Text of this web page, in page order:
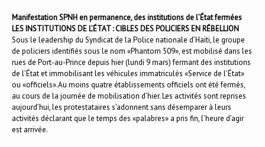
Manifestation SPNH en permanence, des institutions de l’État fermées
LES INSTITUTIONS DE L’ÉTAT : CIBLES DES POLICIERS EN RÉBELLION
Sous le leadership du Syndicat de la Police nationale d’Haïti, le groupe
de policiers identifiés sous le nom «Phantom 509», est mobilisé dans les
rues de Port-au-Prince depuis hier (lundi 9 mars) fermant des institutions
de l’État et immobilisant les véhicules immatriculés «Service de l’État»
ou «officiels».Au moins quatre établissements officiels ont été fermés,
au cours de la journée de mobilisation d’hier. Les activités sont reprises
aujourd’hui, les protestataires s’adonnent sans désemparer à leurs
activités déclarant que le temps des «palabres» a pris fin, l’heure d’agir
est arrivée.